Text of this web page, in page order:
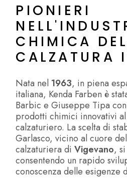
PIONIERI
CHIMICA
CALZATURA
Nata nel 1963, in piena
italiana, Kenda Farben è
Barbic e Giuseppe Tipa
prodotti chimici innovativi
calzaturiero. La scelta di
Garlasco, vicino al cuore
calzaturiera diVigevano,
consentendo un rapido
conoscenza delle esigenze